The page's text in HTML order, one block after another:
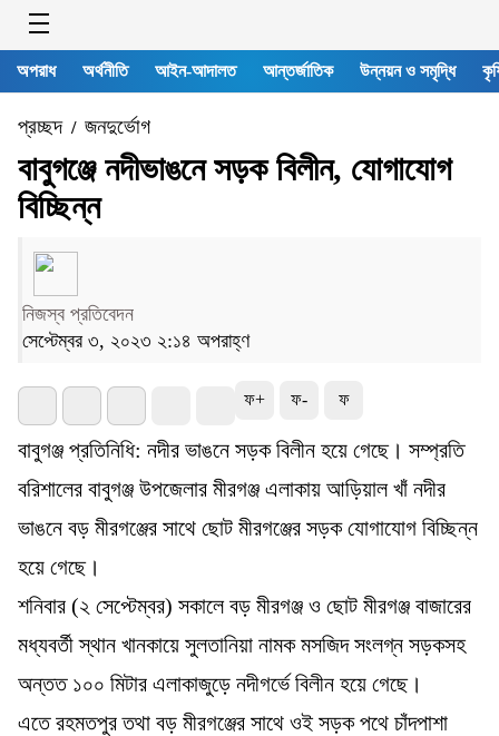
অপরাধ অর্থনীতি আইন-আদালত আন্তর্জাতিক উন্নয়ন ও সমৃদ্ধি
প্রচ্ছদ/ জনদুর্ভোগ
বাবুগঞ্জে নদীভাঙনে সড়ক বিলীন, যোগাযোগ
বিচ্ছিন্ন
নিজস্ব প্রতিবেদন
সেপ্টেম্বর ৩, ২০২৩ ২:১৪ অপরাহ্ণ
ফ+ ফ- ফ
বাবুগঞ্জ প্রতিনিধি: নদীর ভাঙনে সড়ক বিলীন হয়ে গেছে। সম্প্রতি
বরিশালের বাবুগঞ্জ উপজেলার মীরগঞ্জ এলাকায় আড়িয়াল খাঁ নদীর
ভাঙনে বড় মীরগঞ্জের সাথে ছোট মীরগঞ্জের সড়ক যোগাযোগ বিচ্ছিন্ন
হয়ে গেছে।
শনিবার (২ সেপ্টেম্বর) সকালে বড় মীরগঞ্জ ও ছোট মীরগঞ্জ বাজারের
মধ্যবর্তী স্থান খানকায়ে সুলতানিয়া নামক মসজিদ সংলগ্ন সড়কসহ
অন্তত ১০০ মিটার এলাকাজুড়ে নদীগর্ভে বিলীন হয়ে গেছে।
এতে রহমতপুর তথা বড় মীরগঞ্জের সাথে ওই সড়ক পথে চাঁদপাশা